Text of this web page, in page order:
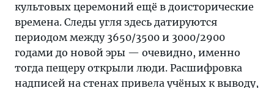
культовых церемоний ещё в доисторические
времена. Следы угля здесь датируются
периодом между 3650/3500 и 3000/2900
годами до новой эры — очевидно, именно
тогда пещеру открыли люди. Расшифровка
надписей на стенах привела учёных к выводу,